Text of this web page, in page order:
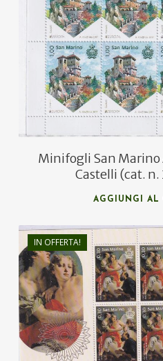
Minifogli San Marino
Castelli (cat.
AGGIUNGI AL
IN OFFERTA!
€
€